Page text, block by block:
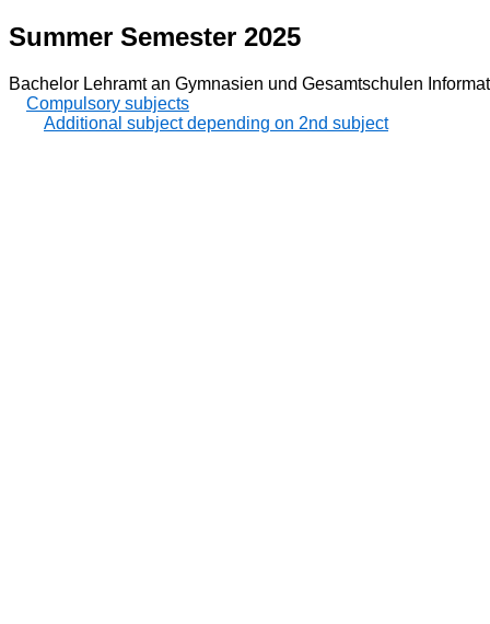
Summer Semester 2025
Bachelor Lehramt an Gymnasien und Gesamtschulen
Compulsory subjects
Additional subject depending on 2nd subject